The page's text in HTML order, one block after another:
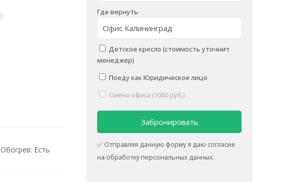
alt="Car Photo" loading="eager" decoding="sync" >
Обогрев: Есть
Где вернуть
Детское кресло (стоимость уточнит
менеджер)
Поеду как Юридическое лицо
Смена офиса (1000 руб.)
✅ Отправляя данную форму я даю согласие
на обработку персональных данных.